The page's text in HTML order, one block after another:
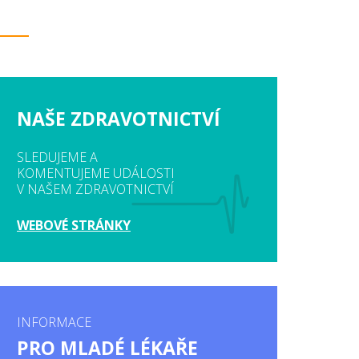
NAŠE ZDRAVOTNICTVÍ
SLEDUJEME A
KOMENTUJEME UDÁLOSTI
V NAŠEM ZDRAVOTNICTVÍ
WEBOVÉ STRÁNKY
INFORMACE
PRO MLADÉ LÉKAŘE